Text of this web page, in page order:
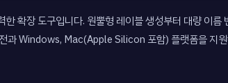
장 도구입니다. 원뿔형 레이블 생성부터 대량 이름
Windows, Mac(Apple Silicon 포함) 플랫폼을 지